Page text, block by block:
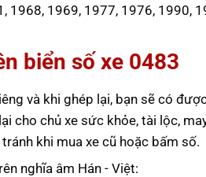
1968, 1969, 1977, 1976, 1990,
biển số xe 0483
và khi ghép lại, bạn sẽ có
cho chủ xe sức khỏe, tài lộc,
khi mua xe cũ hoặc bấm số.
nghĩa âm Hán - Việt: